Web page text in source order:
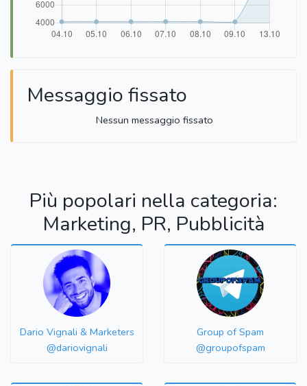
Messaggio fissato
Nessun messaggio fissato
Più popolari nella categoria:
Marketing, PR, Pubblicità
Dario Vignali & Marketers
@dariovignali
Group of Spam
@groupofspam